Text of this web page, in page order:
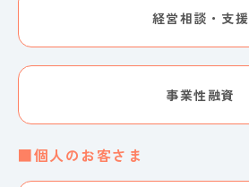
経営相談・支援
事業性融資
■個人のお客さま